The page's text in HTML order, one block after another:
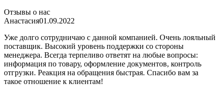
Отзывы о нас
Анастасия01.09.2022
Уже долго сотрудничаю с данной компанией. Очень лояльный
поставщик. Высокий уровень поддержки со стороны
менеджера. Всегда терпеливо ответят на любые вопросы:
информация по товару, оформление документов, контроль
отгрузки. Реакция на обращения быстрая. Спасибо вам за
такое отношение к клиентам!